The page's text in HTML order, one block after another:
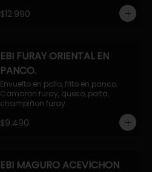
$12.990
EBI FURAY ORIENTAL EN
PANCO.
Envuelto en pollo, frito en panco.
Camaron furay, queso, palta,
champiñon furay.
$9.490
EBI MAGURO ACEVICHON